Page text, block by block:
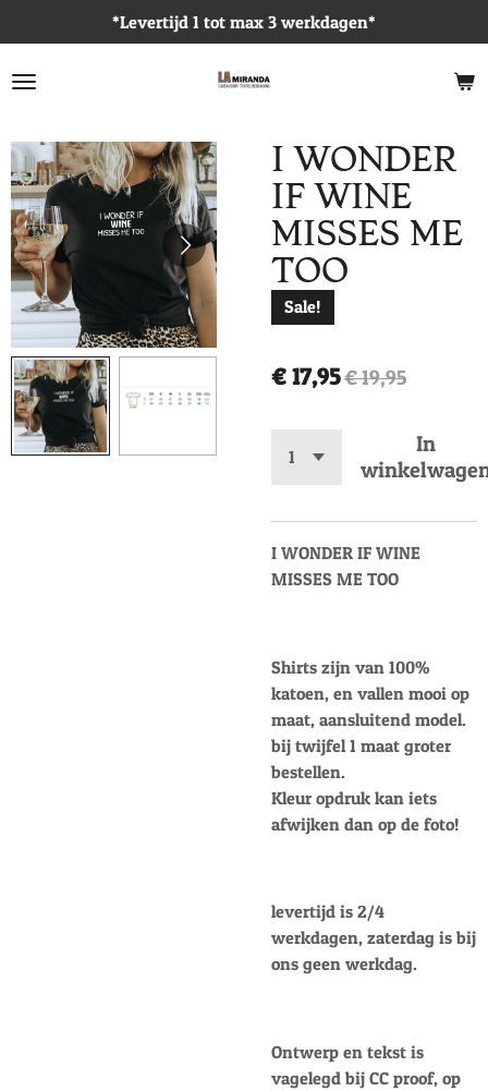
direct
naar
*Levertijd 1 tot max 3 werkdagen*
I WONDER
IF WINE
MISSES ME
TOO
Sale!
€ 17,95€ 19,95
In
I WONDER IF WINE
MISSES ME TOO
Shirts zijn van 100%
katoen, en vallen mooi op
maat, aansluitend model.
bij twijfel 1 maat groter
bestellen.
Kleur opdruk kan iets
afwijken dan op de foto!
levertijd is 2/4
werkdagen, zaterdag is bij
ons geen werkdag.
Ontwerp en tekst is
vagelegd bij CC proof, op